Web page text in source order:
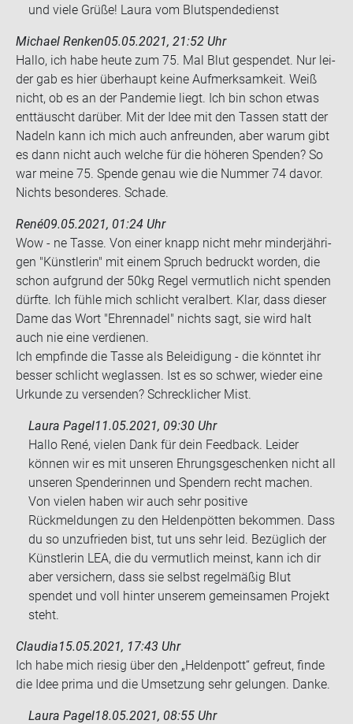
und viele Grüße! Laura vom Blutspendedienst
Michael Renken05.05.2021, 21:52 Uhr
Hallo, ich habe heute zum 75. Mal Blut ge­spen­det. Nur lei­
der gab es hier über­haupt keine Auf­merk­sam­keit. Weiß
nicht, ob es an der Pan­de­mie liegt. Ich bin schon etwas
ent­täuscht dar­über. Mit der Idee mit den Tas­sen statt der
Na­deln kann ich mich auch an­freun­den, aber warum gibt
es dann nicht auch wel­che für die hö­he­ren Spen­den? So
war meine 75. Spen­de genau wie die Num­mer 74 davor.
Nichts be­son­de­res. Scha­de.
René09.05.2021, 01:24 Uhr
Wow - ne Tasse. Von einer knapp nicht mehr min­der­jäh­ri­
gen "Künst­le­rin" mit einem Spruch be­druckt wor­den, die
schon auf­grund der 50kg Regel ver­mut­lich nicht spen­den
dürf­te. Ich fühle mich schlicht ver­al­bert. Klar, dass die­ser
Dame das Wort "Eh­ren­na­del" nichts sagt, sie wird halt
auch nie eine ver­die­nen.
Ich emp­fin­de die Tasse als Be­lei­di­gung - die könn­tet ihr
bes­ser schlicht weg­las­sen. Ist es so schwer, wie­der eine
Ur­kun­de zu ver­sen­den? Schreck­li­cher Mist.
Laura Pagel11.05.2021, 09:30 Uhr
Hallo René, vielen Dank für dein Feedback. Leider
können wir es mit unseren Ehrungsgeschenken nicht all
unseren Spenderinnen und Spendern recht machen.
Von vielen haben wir auch sehr positive
Rückmeldungen zu den Heldenpötten bekommen. Dass
du so unzufrieden bist, tut uns sehr leid. Bezüglich der
Künstlerin LEA, die du vermutlich meinst, kann ich dir
aber versichern, dass sie selbst regelmäßig Blut
spendet und voll hinter unserem gemeinsamen Projekt
steht.
Claudia15.05.2021, 17:43 Uhr
Ich habe mich rie­sig über den „Hel­den­pott“ ge­freut, finde
die Idee prima und die Um­set­zung sehr ge­lun­gen. Danke.
Laura Pagel18.05.2021, 08:55 Uhr